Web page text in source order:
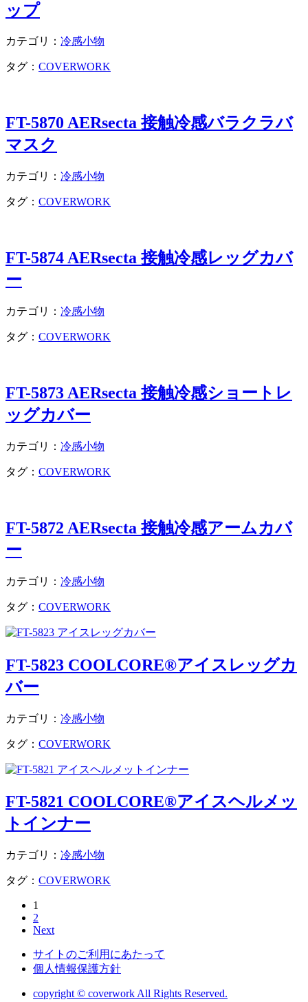
ップ
カテゴリ： 冷感小物
タグ： COVERWORK
FT-5870 AERsecta 接触冷感バラクラバ
マスク
カテゴリ： 冷感小物
タグ： COVERWORK
FT-5874 AERsecta 接触冷感レッグカバ
ー
カテゴリ： 冷感小物
タグ： COVERWORK
FT-5873 AERsecta 接触冷感ショートレ
ッグカバー
カテゴリ： 冷感小物
タグ： COVERWORK
FT-5872 AERsecta 接触冷感アームカバ
ー
カテゴリ： 冷感小物
タグ： COVERWORK
FT-5823 COOLCORE®アイスレッグカ
バー
カテゴリ： 冷感小物
タグ： COVERWORK
FT-5821 COOLCORE®アイスヘルメッ
トインナー
カテゴリ： 冷感小物
タグ： COVERWORK
1
2
Next
サイトのご利用にあたって
個人情報保護方針
copyright © coverwork All Rights Reserved.